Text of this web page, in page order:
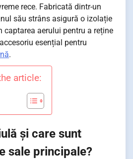
rece. Fabricată dintr-un
său strâns asigură o izolație
captarea aerului pentru a reține
esențial pentru
.
article:
și care sunt
sale principale?